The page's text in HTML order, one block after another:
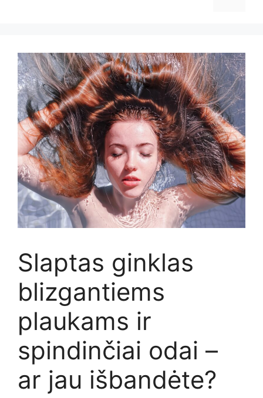
Slaptas ginklas
blizgantiems
plaukams ir
spindinčiai odai –
ar jau išbandėte?